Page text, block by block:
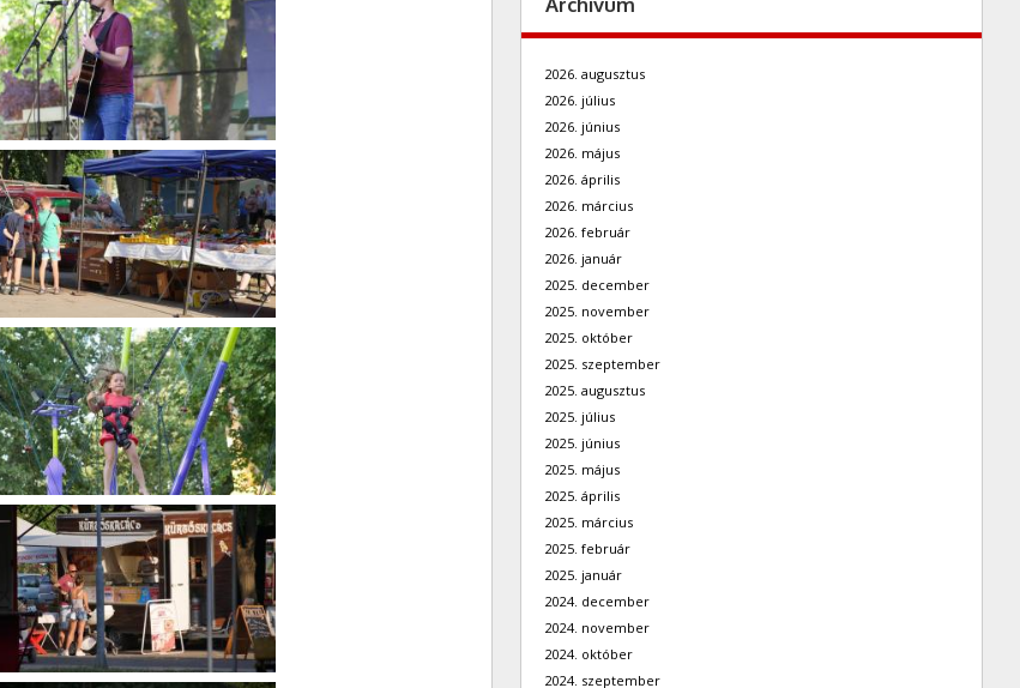
2026. augusztus
2026. július
2026. június
2026. május
2026. április
2026. március
2026. február
2026. január
2025. december
2025. november
2025. október
2025. szeptember
2025. augusztus
2025. július
2025. június
2025. május
2025. április
2025. március
2025. február
2025. január
2024. december
2024. november
2024. október
2024. szeptember